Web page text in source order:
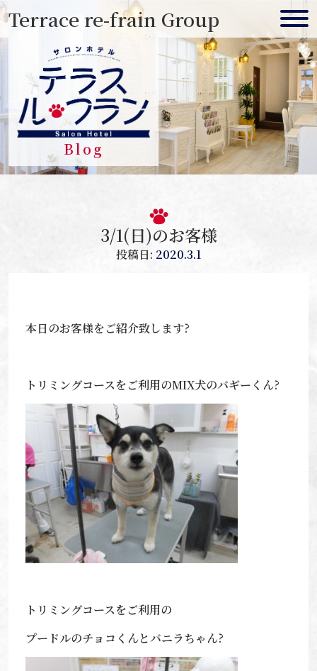
Skip
content
Terrace re-frain Group
Blog
3/1(日)のお客様
投稿日: 2020.3.1
本日のお客様をご紹介致します?
トリミングコースをご利用のMIX犬のバギーくん?
トリミングコースをご利用の
プードルのチョコくんとバニラちゃん?